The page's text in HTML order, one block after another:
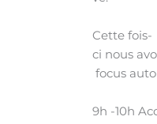
Cette fois-
ci nous
focus
9h -10h